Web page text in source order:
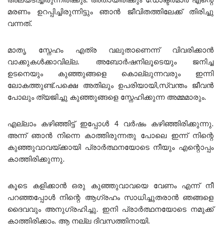
മരണം ഉറപ്പിച്ചിരുന്നിട്ടും ഞാൻ ജീവിതത്തിലേക്ക് തിരിച്ചു
വന്നത്.
മാതൃ സ്നേഹം എത്ര വലുതാണെന്ന് വിവരിക്കാൻ
വാക്കുകൾക്കാവില്ല. അബോർഷനിലൂടെയും ജനിച്ച
ഉടനെയും കുഞ്ഞുങ്ങളെ കൊല്ലുന്നവരും ഇന്നി
ലോകത്തുണ്ട്.പക്ഷെ അതിലും ഉപരിയായി,സ്വന്തം ജീവൻ
പോലും ത്യജിച്ചു കുഞ്ഞുങ്ങളെ സ്നേഹിക്കുന്ന അമ്മമാരും.
എല്ലാം കഴിഞ്ഞിട്ട് ഇപ്പോൾ 4 വർഷം കഴിഞ്ഞിരിക്കുന്നു.
അന്ന് ഞാൻ നിന്നെ കാത്തിരുന്നതു പോലെ ഇന്ന് നിന്റെ
കുഞ്ഞുവാവയ്ക്കായി പ്രാർത്ഥനയോടെ നീയും എന്റൊപ്പം
കാത്തിരിക്കുന്നു.
കൂടെ കളിക്കാൻ ഒരു കുഞ്ഞുവാവയെ വേണം എന്ന് നീ
പറഞ്ഞപ്പോൾ നിന്റെ ആഗ്രഹം സാധിച്ചുതരാൻ ഞങ്ങളെ
ദൈവവും അനുഗ്രഹിച്ചു. ഇനി പ്രാർത്ഥനയോടെ നമുക്ക്
കാത്തിരിക്കാം. ആ നല്ല ദിവസത്തിനായി.